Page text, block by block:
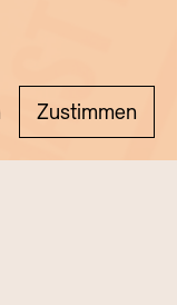
Zustimmen